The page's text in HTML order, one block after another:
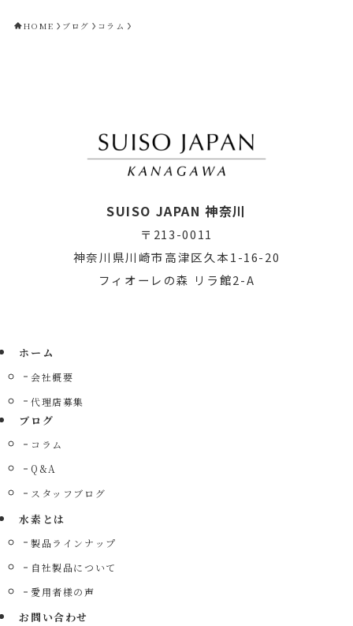
HOME ブログ コラム
SUISO JAPAN 神奈川
〒213-0011
神奈川県川崎市高津区久本1-16-20
フィオーレの森 リラ館2-A
ホーム
会社概要
代理店募集
ブログ
コラム
Q&A
スタッフブログ
水素とは
製品ラインナップ
自社製品について
愛用者様の声
お問い合わせ